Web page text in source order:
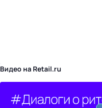
Видео на Retail.ru